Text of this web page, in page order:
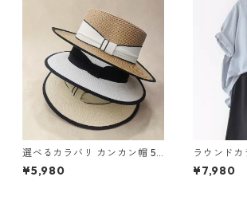
選べるカラバリ カンカン帽 5c
ol Y 260035
¥5,980
ラウンドカ
ウス 4col
¥7,980